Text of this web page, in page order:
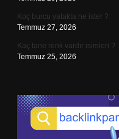
Koç burcu yatakta ne ister ?
Temmuz 27, 2026
Kaç tane renk vardır isimleri ?
Temmuz 25, 2026